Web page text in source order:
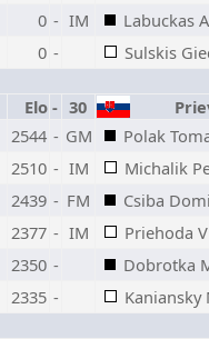
0 - IM
Labuckas
0 -
Sulskis
Elo - 30
2544 - GM
Polak
2510 - IM
Michalik
2439 - FM
Csiba
2377 - IM
Priehoda
2350 -
Dobrotka
2335 -
Kaniansky